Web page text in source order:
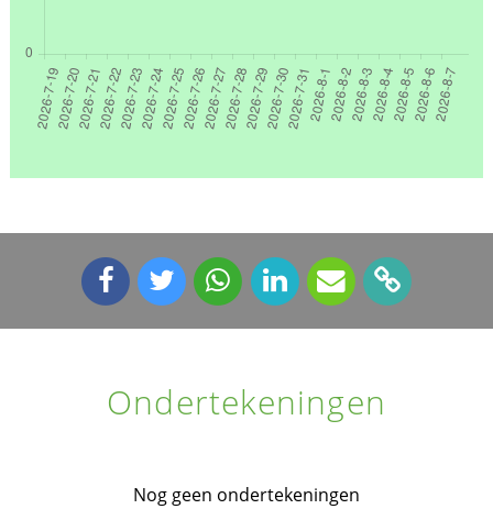
Ondertekeningen
Nog geen ondertekeningen